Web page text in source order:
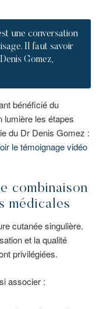
une conversation
Il faut savoir
Gomez,
bénéficié du
lumière les étapes
du Dr Denis Gomez :
le témoignage vidéo
combinaison
médicales
cutanée singulière.
et la qualité
privilégiées.
associer :